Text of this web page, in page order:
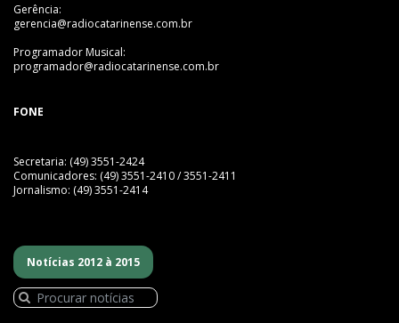
Gerência:
gerencia@radiocatarinense.com.br
Programador Musical:
programador@radiocatarinense.com.br
FONE
Secretaria: (49) 3551-2424
Comunicadores: (49) 3551-2410 / 3551-2411
Jornalismo: (49) 3551-2414
Notícias 2012 à 2015